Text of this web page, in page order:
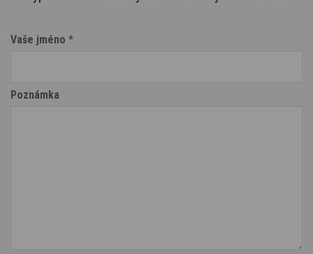
Vaše jméno *
Poznámka